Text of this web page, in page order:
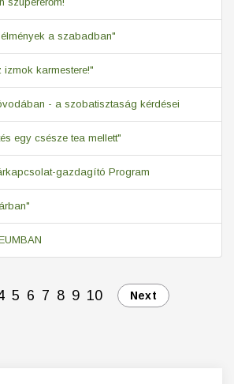
a szabadban"
karmestere!"
- a szobatisztaság kérdései
egy csésze tea mellett"
gazdagító Program
5 6 7 8 9 10 Next